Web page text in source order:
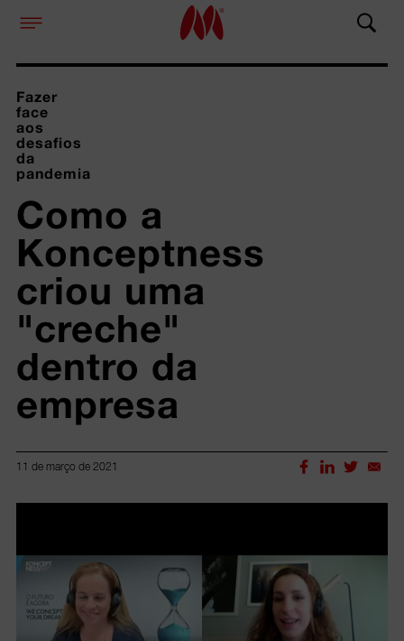
Fazer
face
aos
desafios
da
pandemia
Como a
Konceptness
criou uma
"creche"
dentro da
empresa
11 de março de 2021